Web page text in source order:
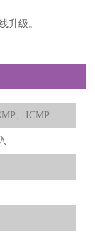
升级。
、ICMP